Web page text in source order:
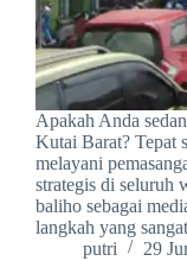
Apakah Anda
Kutai Barat? Tepat
melayani
strategis di seluruh
baliho sebagai
langkah yang
putri
29